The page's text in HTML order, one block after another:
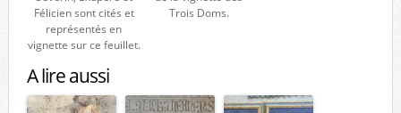
Félicien sont cités et
représentés en
vignette sur ce feuillet.
Trois Doms.
A lire aussi